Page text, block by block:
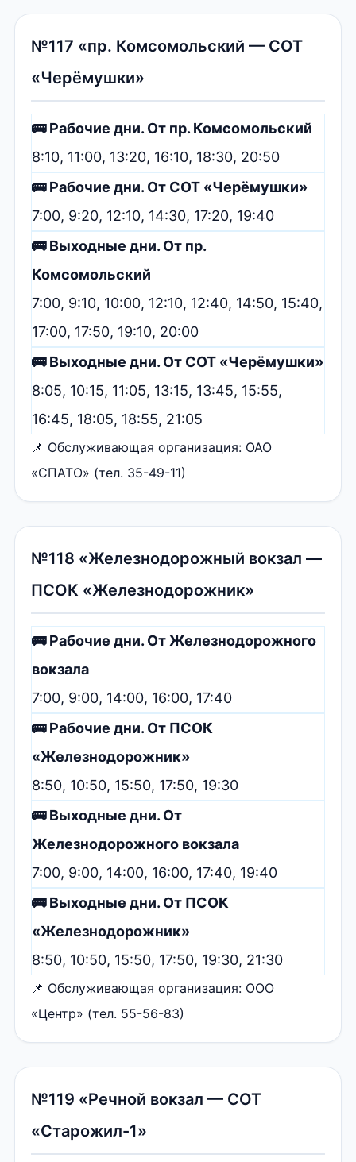
№117 «пр. Комсомольский — СОТ
«Черёмушки»
🚌 Рабочие дни. От пр. Комсомольский
8:10, 11:00, 13:20, 16:10, 18:30, 20:50
🚌 Рабочие дни. От СОТ «Черёмушки»
7:00, 9:20, 12:10, 14:30, 17:20, 19:40
🚌 Выходные дни. От пр.
Комсомольский
7:00, 9:10, 10:00, 12:10, 12:40, 14:50, 15:40,
17:00, 17:50, 19:10, 20:00
🚌 Выходные дни. От СОТ «Черёмушки»
8:05, 10:15, 11:05, 13:15, 13:45, 15:55,
16:45, 18:05, 18:55, 21:05
📌 Обслуживающая организация: ОАО
«СПАТО» (тел. 35-49-11)
№118 «Железнодорожный вокзал —
ПСОК «Железнодорожник»
🚌 Рабочие дни. От Железнодорожного
вокзала
7:00, 9:00, 14:00, 16:00, 17:40
🚌 Рабочие дни. От ПСОК
«Железнодорожник»
8:50, 10:50, 15:50, 17:50, 19:30
🚌 Выходные дни. От
Железнодорожного вокзала
7:00, 9:00, 14:00, 16:00, 17:40, 19:40
🚌 Выходные дни. От ПСОК
«Железнодорожник»
8:50, 10:50, 15:50, 17:50, 19:30, 21:30
📌 Обслуживающая организация: ООО
«Центр» (тел. 55-56-83)
№119 «Речной вокзал — СОТ
«Старожил-1»